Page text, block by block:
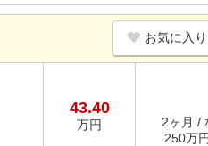
お気に入
43.40
万円
2ヶ月 /
250万